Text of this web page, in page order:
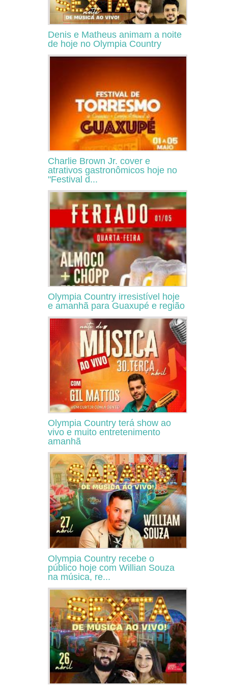
Denis e Matheus animam a noite
de hoje no Olympia Country
Charlie Brown Jr. cover e
atrativos gastronômicos hoje no
"Festival d...
Olympia Country irresistível hoje
e amanhã para Guaxupé e região
Olympia Country terá show ao
vivo e muito entretenimento
amanhã
Olympia Country recebe o
público hoje com Willian Souza
na música, re...